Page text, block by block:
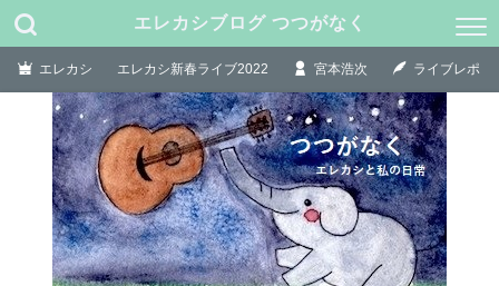
エレカシブログ つつがなく
エレカシ エレカシ新春ライブ2022 宮本浩次 ライブレポ